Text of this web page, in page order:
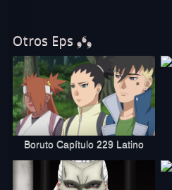
Otros Eps ❟❛❟
Boruto Capítulo 229 Latino